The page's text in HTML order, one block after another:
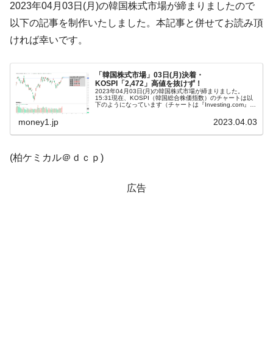
『Money1』
韓国半導体『SKハイニックス』2026年2Qの
業績「史上最高益」当期純利益は前年同期比13.4倍に。
『Money1』
韓国･加徳島新国際空港「またも暗礁」の危
『Money1』
【速報】韓国株式市場の暴落・本日07月29
日(水)もサイドカー・サーキットブレイカーの二段コンボ
発動！
『Money1』
IT産業は人を雇用する効果は低い。全産業の
半分未満しか雇用を生まない
『Money1』
韓国「株式市場が賭博場のように変質した
韓国「2026年1Q 資金循環統計」面白い結果
2023年04月03日(月)の韓国株式市場が締まりましたので
以下の記事を制作いたしました。本記事と併せてお読み頂
ければ幸いです。
「韓国株式市場」03日(月)決着・
KOSPI「2,472」高値を抜けず！
2023年04月03日(月)の韓国株式市場が締まりました。
15:31現在、KOSPI（韓国総合株価指数）のチャートは以
下のようになっています（チャートは『Investing.com』よ
money1.jp 2023.04.03
(柏ケミカル＠ｄｃｐ)
広告